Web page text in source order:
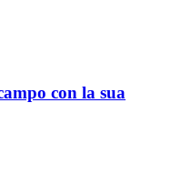
con la sua